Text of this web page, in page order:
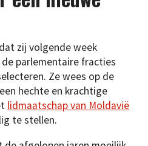
zij volgende week
parlementaire fracties
Ze wees op de
hechte en krachtige
lidmaatschap van Moldavië
te stellen.